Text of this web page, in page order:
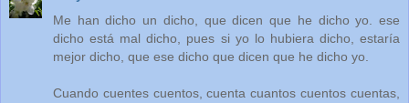
Me han dicho un dicho, que dicen que he dicho yo. ese
dicho está mal dicho, pues si yo lo hubiera dicho, estaría
mejor dicho, que ese dicho que dicen que he dicho yo.
Cuando cuentes cuentos, cuenta cuantos cuentos cuentas,